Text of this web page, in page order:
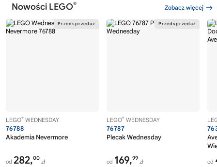
Nowości LEGO® Zobacz więcej
LEGO® WEDNESDAY
76788
Akademia Nevermore
od 282,00
zł
LEGO® WEDNESDAY
76787
Plecak Wednesday
od 169,99
zł od